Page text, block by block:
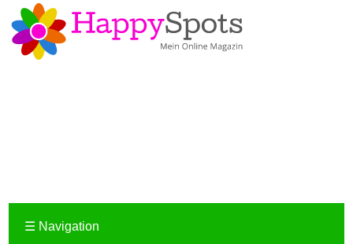
☰ Navigation